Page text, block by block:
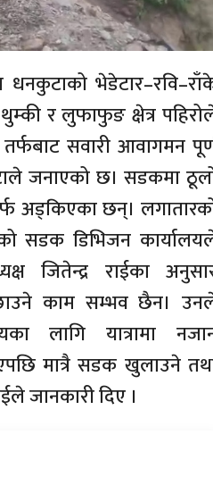
धनकुटाको
र लुफाफुङ क्षेत्र
सवारी आवागमन
जनाएको छ। सडकमा
अड्किएका छन्।
सडक डिभिजन
जितेन्द्र राईका
काम सम्भव छैन।
लागि यात्रामा
मात्रै सडक खुलाउने
जानकारी दिए ।